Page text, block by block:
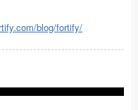
blog/fortify/